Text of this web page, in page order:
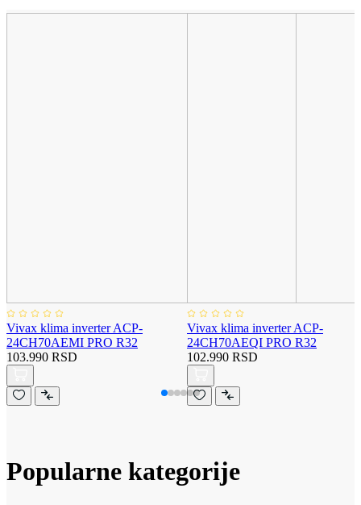
Vivax klima inverter ACP-
24CH70AEMI PRO R32
103.990 RSD
Vivax klima inverter ACP-
24CH70AEQI PRO R32
102.990 RSD
Popularne kategorije